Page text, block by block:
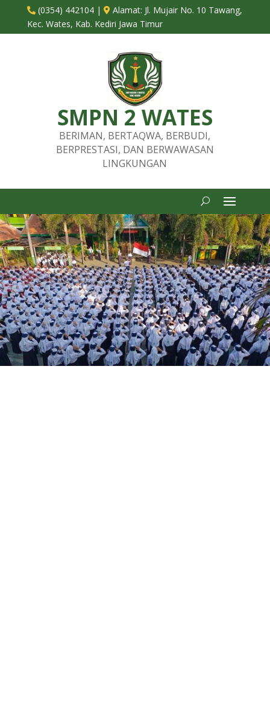
 (0354) 442104|  Alamat: Jl. Mujair No. 10 Tawang,
Kec. Wates, Kab. Kediri Jawa Timur
SMPN 2 WATES
BERIMAN, BERTAQWA, BERBUDI,
BERPRESTASI, DAN BERWAWASAN
LINGKUNGAN